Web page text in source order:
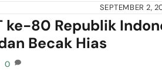
SEPTEMBER 2,
ke-80 Republik
Becak Hias
0